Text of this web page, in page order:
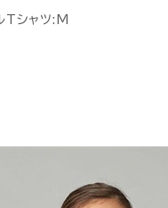
シャツ:M